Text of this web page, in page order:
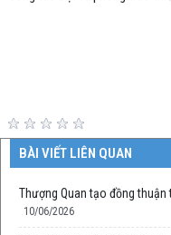
BÀI VIẾT LIÊN QUAN
Thượng Quan tạo đồng
10/06/2026